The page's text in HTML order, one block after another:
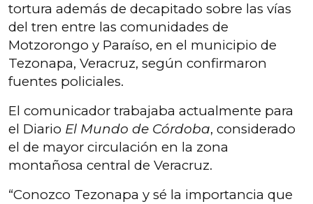
tortura además de decapitado sobre las vías
del tren entre las comunidades de
Motzorongo y Paraíso, en el municipio de
Tezonapa, Veracruz, según confirmaron
fuentes policiales.
El comunicador trabajaba actualmente para
el Diario El Mundo de Córdoba, considerado
el de mayor circulación en la zona
montañosa central de Veracruz.
“Conozco Tezonapa y sé la importancia que